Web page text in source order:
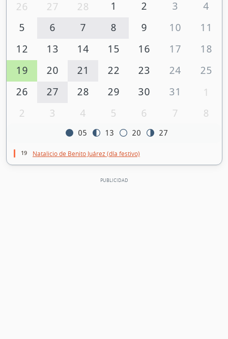
26 27 28 1 2 3
4
5
6 7 8 9 10
11
12
13 14 15 16 17
18
19
20 21 22 23 24
25
26
27 28 29 30 31
1
2
3 4 5 6 7 8
05 13 20 27
19 Natalicio de Benito Juárez (día festivo)